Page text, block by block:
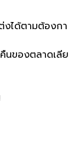
งได้ตามต้องกา
นของตลาดเลีย